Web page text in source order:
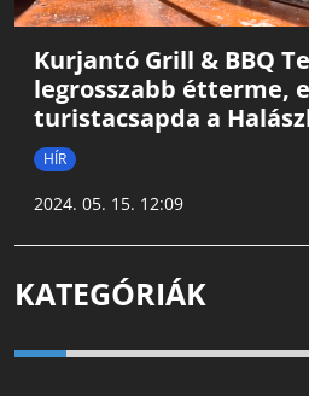
Kurjantó Grill & BBQ
legrosszabb étterme,
turistacsapda a
HÍR
2024. 05. 15. 12:09
KATEGÓRIÁK